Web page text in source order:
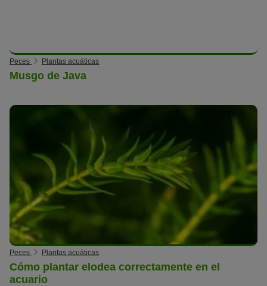
Peces Plantas acuáticas
Musgo de Java
Peces Plantas acuáticas
Cómo plantar elodea correctamente en el
acuario